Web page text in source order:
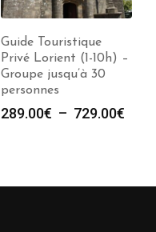
Guide Touristique
Privé Lorient (1-10h) –
Groupe jusqu’à 30
personnes
289.00€ – 729.00€
à